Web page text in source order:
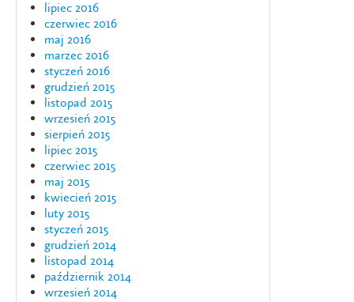
lipiec 2016
czerwiec 2016
maj 2016
marzec 2016
styczeń 2016
grudzień 2015
listopad 2015
wrzesień 2015
sierpień 2015
lipiec 2015
czerwiec 2015
maj 2015
kwiecień 2015
luty 2015
styczeń 2015
grudzień 2014
listopad 2014
październik 2014
wrzesień 2014